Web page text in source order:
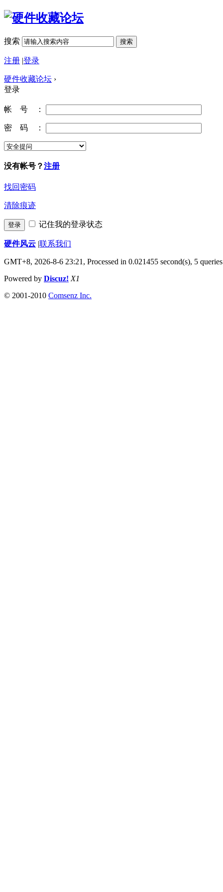
搜索 搜索
注册 |登录
硬件收藏论坛 ›
登录
帐 号 ：
密 码 ：
没有帐号？注册
找回密码
清除痕迹
登录 记住我的登录状态
硬件风云 |联系我们
GMT+8, 2026-8-6 23:21, Processed in 0.021455 second(s), 5 queries
Powered by Discuz! X1
© 2001-2010 Comsenz Inc.